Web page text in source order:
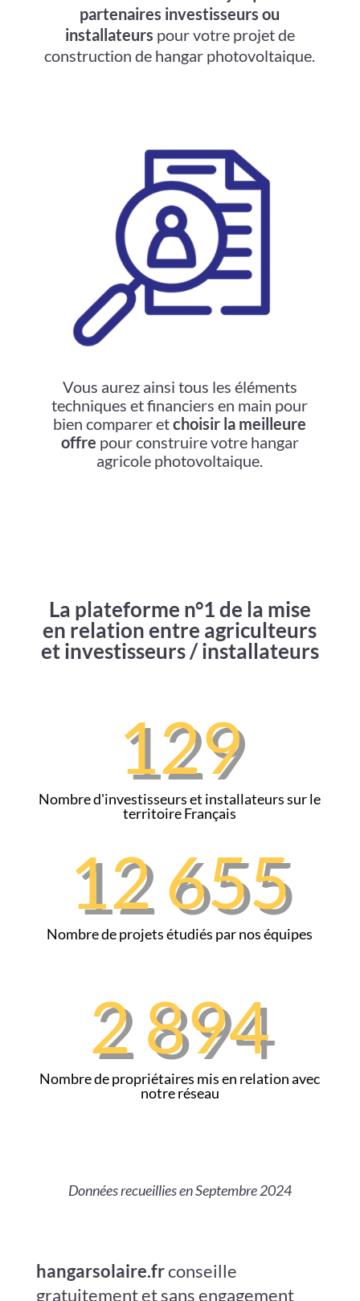
partenaires investisseurs ou
installateurs pour votre projet de
construction de hangar photovoltaique.
Vous aurez ainsi tous les éléments
techniques et financiers en main pour
bien comparer etchoisir la meilleure
offre pour construire votre hangar
agricole photovoltaique.
La plateforme n°1 de la mise
en relation entre agriculteurs
et investisseurs / installateurs
129
Nombre d'investisseurs et installateurs sur le
territoire Français
12 655
Nombre de projets étudiés par nos équipes
2 894
Nombre de propriétaires mis en relation avec
notre réseau
Données recueillies en Septembre 2024
hangarsolaire.frconseille
gratuitement et sans engagement